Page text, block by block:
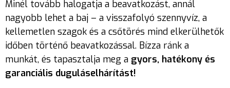
Minél tovább halogatja a beavatkozást, annál
nagyobb lehet a baj – a visszafolyó szennyvíz, a
kellemetlen szagok és a csőtörés mind elkerülhetők
időben történő beavatkozással. Bízza ránk a
munkát, és tapasztalja meg a gyors, hatékony és
garanciális duguláselhárítást!